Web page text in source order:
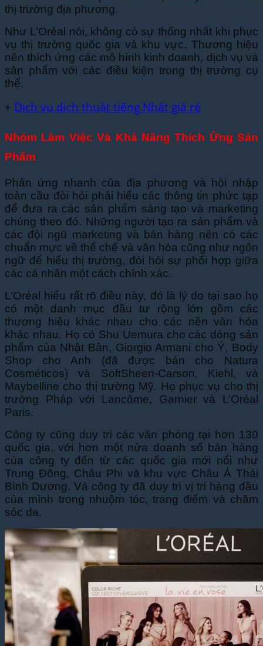
thị trường địa phương.
Như L’Oréal nói, không có sự thống nhất khi phục
vụ thị trường quốc gia và khu vực. Thương hiệu
nên thích ứng các mô hình kinh doanh, dịch vụ và
sản phẩm với các điều kiện trong thị trường cụ
thể.
+ Dịch vụ dịch thuật tiếng Nhật giá rẻ
Nhóm Làm Việc Và Khả Năng Thích Ứng Sản
Phẩm
Phản ứng nhanh của địa phương và hội nhập
toàn cầu đòi hỏi phải hiểu các thông tin phức tạp
để đưa ra các sản phẩm sáng tạo và marketing
chúng theo đó. Những người tạo ra sản phẩm và
các đội ngũ marketing và bán hàng nên có các
chuẩn mực về thể chế và văn hóa cũng như ngôn
ngữ để hiểu thị trường, đòi hỏi sự phối hợp giữa
các cá nhân một cách chính xác.
L’Oréal hiểu rất rõ điều này, đó là lý do tại sao họ
có một danh mục đầu tư rộng lớn gồm các
thương hiệu khác nhau cho các nền văn hóa
khác nhau. Họ có Shu Uemura cho các dòng sản
phẩm của Nhật Bản, Giorgio Armani cho Ý, Body
Shop cho Anh (đã được bán cho Natura
Cosméticos) và SoftSheen-Carson, Kiehl, và
Maybelline cho thị trường Mỹ. Họ phục vụ cho thị
trường Pháp với Lancôme, Garnier và L’Oréal
Paris.
Công ty cũng duy trì các văn phòng tại hơn 130
quốc gia, với hơn một nửa doanh số bán hàng
của công ty đến từ các quốc gia mới nổi như
Trung Đông, Châu Phi và khu vực Châu Á Thái
Bình Dương. Và công ty đã duy trì vị trí hàng đầu
của mình trong nhuộm tóc, trang điểm và chăm
sóc da.